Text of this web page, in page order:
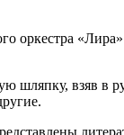
оркестра
шляпку, взяв в